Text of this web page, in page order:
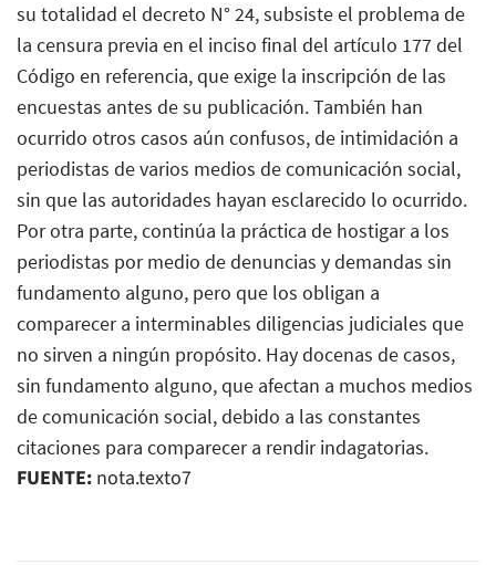
su totalidad el decreto N° 24, subsiste el problema de
la censura previa en el inciso final del artículo 177 del
Código en referencia, que exige la inscripción de las
encuestas antes de su publicación. También han
ocurrido otros casos aún confusos, de intimidación a
periodistas de varios medios de comunicación social,
sin que las autoridades hayan esclarecido lo ocurrido.
Por otra parte, continúa la práctica de hostigar a los
periodistas por medio de denuncias y demandas sin
fundamento alguno, pero que los obligan a
comparecer a interminables diligencias judiciales que
no sirven a ningún propósito. Hay docenas de casos,
sin fundamento alguno, que afectan a muchos medios
de comunicación social, debido a las constantes
citaciones para comparecer a rendir indagatorias.
FUENTE: nota.texto7